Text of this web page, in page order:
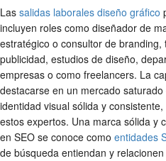
Las salidas laborales diseño gráfico
incluyen roles como diseñador de
estratégico o consultor de
publicidad, estudios de diseño,
empresas o como freelancers. La
destacarse en un mercado
identidad visual sólida y
estos expertos. Una marca sólida y
en SEO se conoce como entidades
de búsqueda entiendan y